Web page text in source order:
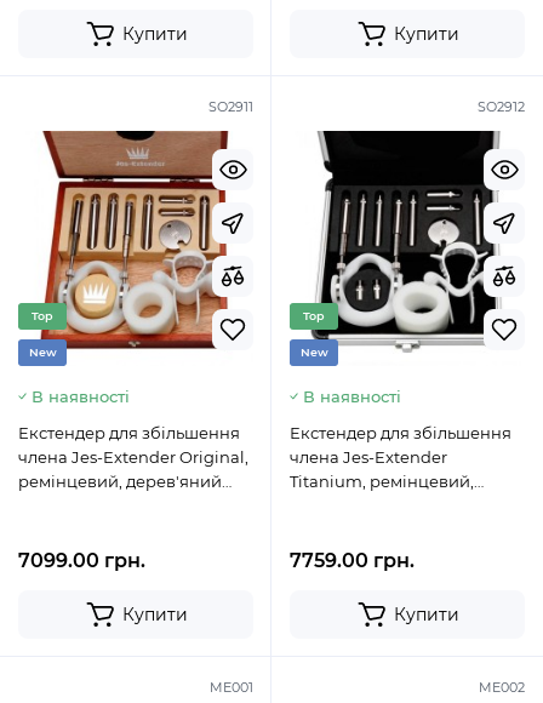
Купити Купити
SO2911
Top
New
В наявності
Екстендер для збільшення
члена Jes-Extender Original,
ремінцевий, дерев'яний
7099.00 грн.
Купити
SO2912
Top
New
В наявності
Екстендер для збільшення
члена Jes-Extender
Titanium, ремінцевий,
7759.00 грн.
Купити
ME001 ME002